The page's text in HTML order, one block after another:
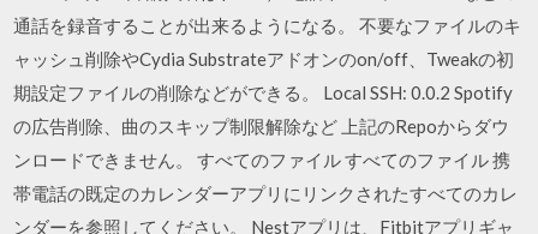
通話を録音することが出来るようになる。 不要なファイルのキ
ャッシュ削除やCydia Substrateアドオンのon/off、Tweakの初
期設定ファイルの削除などができる。 Local SSH: 0.0.2 Spotify
の広告削除、曲のスキップ制限解除など 上記のRepoからダウ
ンロードできません。 すべてのファイル すべてのファイル 携
帯電話の既定のカレンダーアプリにリンクされたすべてのカレ
ンダーを参照してください。 Nestアプリは、Fitbitアプリギャ